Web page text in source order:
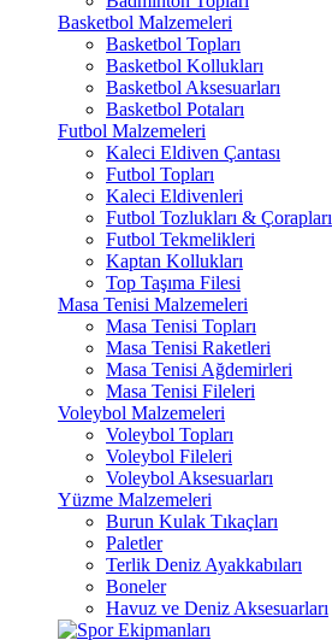
Basketbol Malzemeleri
Basketbol Topları
Basketbol Kollukları
Basketbol Aksesuarları
Basketbol Potaları
Futbol Malzemeleri
Kaleci Eldiven Çantası
Futbol Topları
Kaleci Eldivenleri
Futbol Tozlukları & Çorapları
Futbol Tekmelikleri
Kaptan Kollukları
Top Taşıma Filesi
Masa Tenisi Malzemeleri
Masa Tenisi Topları
Masa Tenisi Raketleri
Masa Tenisi Ağdemirleri
Masa Tenisi Fileleri
Voleybol Malzemeleri
Voleybol Topları
Voleybol Fileleri
Voleybol Aksesuarları
Yüzme Malzemeleri
Burun Kulak Tıkaçları
Paletler
Terlik Deniz Ayakkabıları
Boneler
Havuz ve Deniz Aksesuarları